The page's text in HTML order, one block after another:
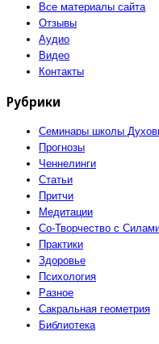
Все материалы сайта
Отзывы
Аудио
Видео
Контакты
Рубрики
Семинары школы
Прогнозы
Ченнелинги
Статьи
Притчи
Медитации
Со-Творчество с
Практики
Здоровье
Психология
Разное
Сакральная геометрия
Библиотека